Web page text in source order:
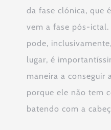
da fase clónica, que
vem a fase pós-
pode,
lugar, é
maneira a conseguir
porque ele não tem
batendo com a